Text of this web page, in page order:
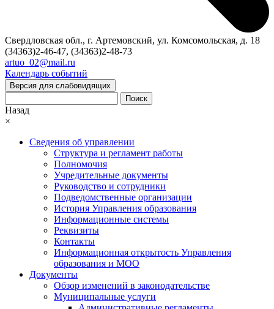
Свердловская обл., г. Артемовский, ул. Комсомольская, д. 18
(34363)2-46-47, (34363)2-48-73
artuo_02@mail.ru
Календарь событий
Версия для слабовидящих
Поиск
Назад
×
Сведения об управлении
Структура и регламент работы
Полномочия
Учредительные документы
Руководство и сотрудники
Подведомственные организации
История Управления образования
Информационные системы
Реквизиты
Контакты
Информационная открытость Управления
образования и МОО
Документы
Обзор изменений в законодательстве
Муниципальные услуги